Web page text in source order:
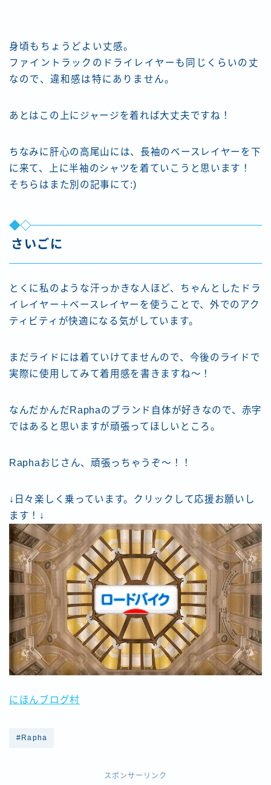
身頃もちょうどよい丈感。
ファイントラックのドライレイヤーも同じくらいの丈
なので、違和感は特にありません。
あとはこの上にジャージを着れば大丈夫ですね！
ちなみに肝心の高尾山には、長袖のベースレイヤーを下
に来て、上に半袖のシャツを着ていこうと思います！
そちらはまた別の記事にて:)
さいごに
とくに私のような汗っかきな人ほど、ちゃんとしたドラ
イレイヤー＋ベースレイヤーを使うことで、外でのアク
ティビティが快適になる気がしています。
まだライドには着ていけてませんので、今後のライドで
実際に使用してみて着用感を書きますね〜！
なんだかんだRaphaのブランド自体が好きなので、赤字
ではあると思いますが頑張ってほしいところ。
Raphaおじさん、頑張っちゃうぞ〜！！
↓日々楽しく乗っています。クリックして応援お願いし
ます！↓
にほんブログ村
#Rapha
スポンサーリンク